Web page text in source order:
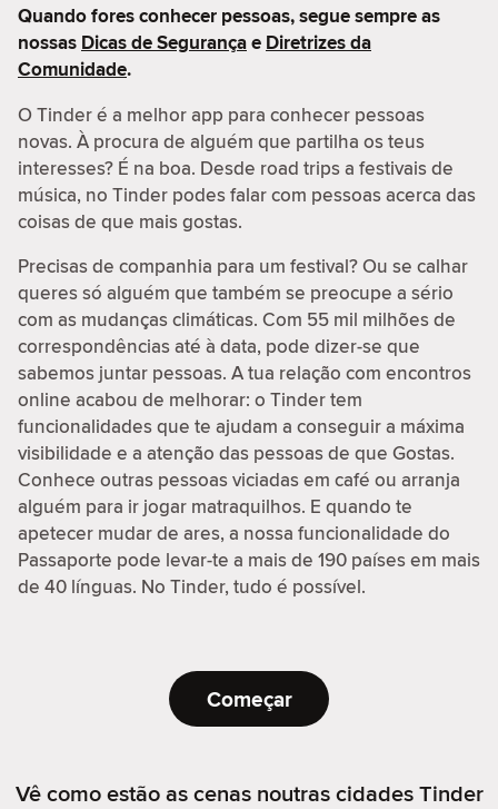
Quando fores conhecer pessoas, segue sempre as
nossas Dicas de Segurançae Diretrizes da
Comunidade.
O Tinder é a melhor app para conhecer pessoas
novas. À procura de alguém que partilha os teus
interesses? É na boa. Desde road trips a festivais de
música, no Tinder podes falar com pessoas acerca das
coisas de que mais gostas.
Precisas de companhia para um festival? Ou se calhar
queres só alguém que também se preocupe a sério
com as mudanças climáticas. Com 55 mil milhões de
correspondências até à data, pode dizer-se que
sabemos juntar pessoas. A tua relação com encontros
online acabou de melhorar: o Tinder tem
funcionalidades que te ajudam a conseguir a máxima
visibilidade e a atenção das pessoas de que Gostas.
Conhece outras pessoas viciadas em café ou arranja
alguém para ir jogar matraquilhos. E quando te
apetecer mudar de ares, a nossa funcionalidade do
Passaporte pode levar-te a mais de 190 países em mais
de 40 línguas. No Tinder, tudo é possível.
Começar
Vê como estão as cenas noutras cidades Tinder